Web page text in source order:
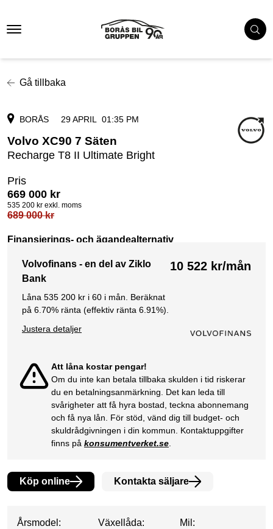
Gå tillbaka
BORÅS 29 APRIL 01:35 PM
Volvo XC90 7 Säten
Recharge T8 II Ultimate Bright
Pris
669 000 kr
535 200 kr exkl. moms
689 000kr
Finansierings- och ägandealternativ
Att låna kostar pengar!
Om du inte kan betala tillbaka skulden i tid riskerar
du en betalningsanmärkning. Det kan leda till
svårigheter att få hyra bostad, teckna abonnemang
och få nya lån. För stöd, vänd dig till budget- och
skuldrådgivningen i din kommun. Kontaktuppgifter
finns på konsumentverket.se.
Volvofinans - en del av Ziklo
Bank
Låna 535 200 kr i 60 i mån. Beräknat
på 6.70% ränta (effektiv ränta 6.91%).
Justera detaljer
10 522 kr/mån
Köp online Kontakta säljare
Årsmodel:
Växellåda:
Mil: